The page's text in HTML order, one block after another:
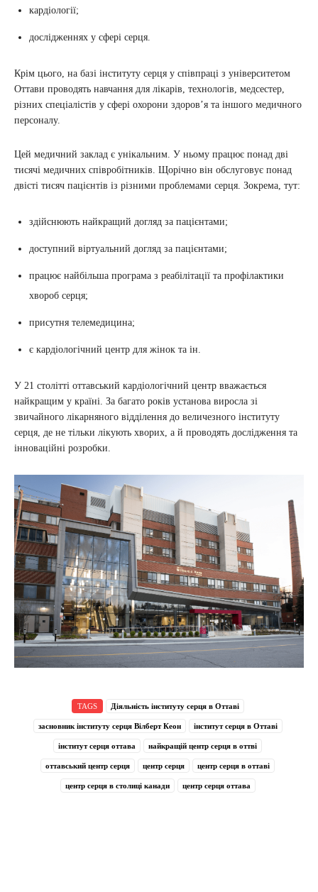
кардіології;
дослідженнях у сфері серця.
Крім цього, на базі інституту серця у співпраці з університетом
Оттави проводять навчання для лікарів, технологів, медсестер,
різних спеціалістів у сфері охорони здоров’я та іншого медичного
персоналу.
Цей медичний заклад є унікальним. У ньому працює понад дві
тисячі медичних співробітників. Щорічно він обслуговує понад
двісті тисяч пацієнтів із різними проблемами серця. Зокрема, тут:
здійснюють найкращий догляд за пацієнтами;
доступний віртуальний догляд за пацієнтами;
працює найбільша програма з реабілітації та профілактики
хвороб серця;
присутня телемедицина;
є кардіологічний центр для жінок та ін.
У 21 столітті оттавський кардіологічний центр вважається
найкращим у країні. За багато років установа виросла зі
звичайного лікарняного відділення до величезного інституту
серця, де не тільки лікують хворих, а й проводять дослідження та
інноваційні розробки.
TAGS Діяльність інституту серця в Оттаві
засновник інституту серця Вілберт Кеон інститут серця в Оттаві
інститут серця оттава найкращій центр серця в оттві
оттавський центр серця центр серця центр серця в оттаві
центр серця в столиці канади центр серця оттава